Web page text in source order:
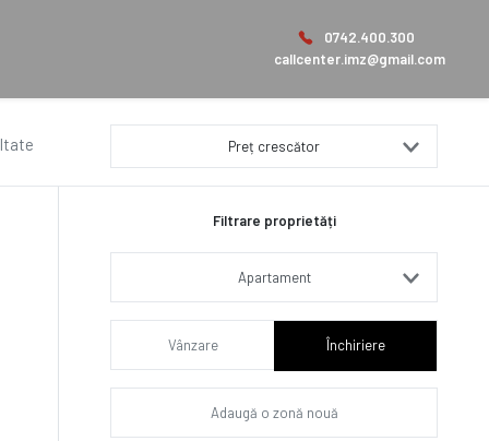
0742.400.300
callcenter.imz@gmail.com
Preț crescător
Filtrare proprietăți
Apartament
Vânzare Închiriere